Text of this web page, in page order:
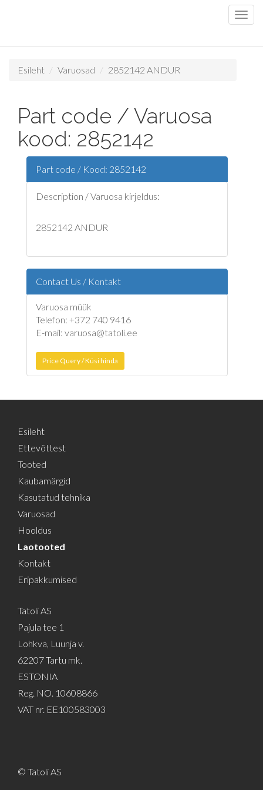
Esileht Varuosad 2852142 ANDUR
Part code / Varuosa
kood: 2852142
Part code / Kood: 2852142
Description / Varuosa kirjeldus:
2852142 ANDUR
Contact Us / Kontakt
Varuosa müük
Telefon: +372 740 9416
E-mail: varuosa@tatoli.ee
Price Query / Küsi hinda
Esileht
Ettevõttest
Tooted
Kaubamärgid
Kasutatud tehnika
Varuosad
Hooldus
Laotooted
Kontakt
Eripakkumised
Tatoli AS
Pajula tee 1
Lohkva, Luunja v.
62207 Tartu mk.
ESTONIA
Reg. NO. 10608866
VAT nr. EE100583003
© Tatoli AS